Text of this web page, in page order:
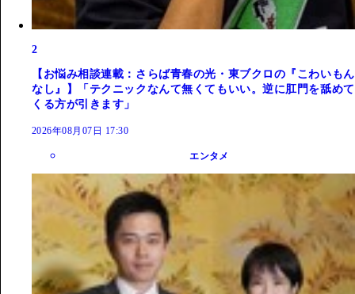
2
【お悩み相談連載：さらば青春の光・東ブクロの『こわいもん
なし』】「テクニックなんて無くてもいい。逆に肛門を舐めて
くる方が引きます」
2026年08月07日 17:30
エンタメ